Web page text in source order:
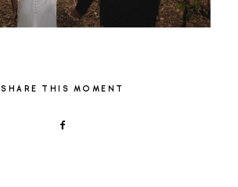
SHARE THIS MOMENT